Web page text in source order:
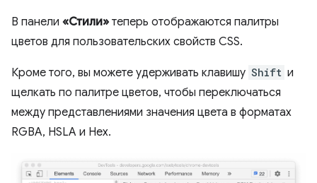
В панели «Стили» теперь отображаются палитры
цветов для пользовательских свойств CSS.
Кроме того, вы можете удерживать клавишу Shift и
щелкать по палитре цветов, чтобы переключаться
между представлениями значения цвета в форматах
RGBA, HSLA и Hex.